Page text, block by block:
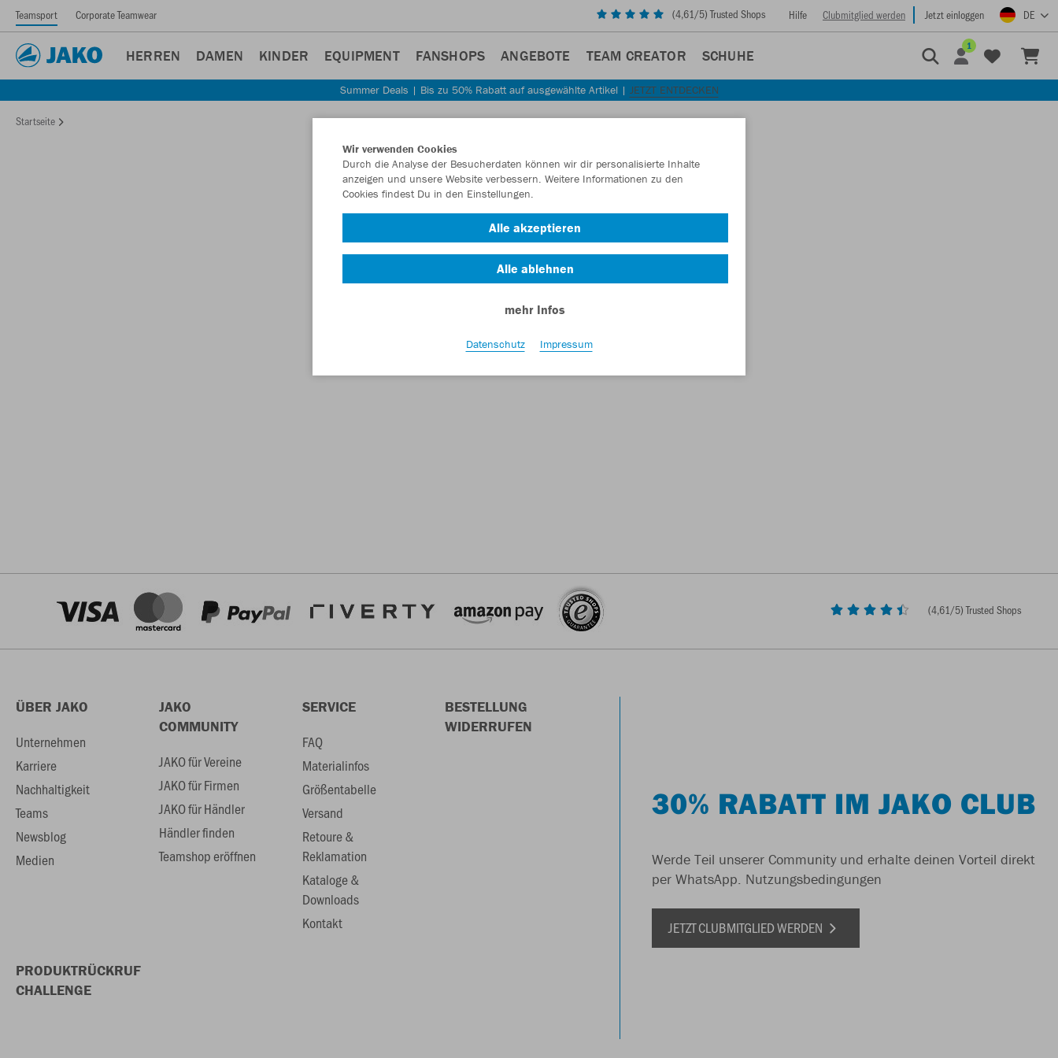
Teamsport Corporate Teamwear (4,61/5) Trusted Shops Hilfe Clubmitglied werden Jetzt einloggen DE
HERREN DAMEN KINDER EQUIPMENT FANSHOPS ANGEBOTE TEAM CREATOR SCHUHE
1
Summer Deals | Bis zu 50% Rabatt auf ausgewählte Artikel | JETZT ENTDECKEN
Startseite
(4,61/5) Trusted Shops
ÜBER JAKO
Unternehmen
Karriere
Nachhaltigkeit
Teams
Newsblog
Medien
JAKO
COMMUNITY
JAKO für Vereine
JAKO für Firmen
JAKO für Händler
Händler finden
Teamshop eröffnen
SERVICE
FAQ
Materialinfos
Größentabelle
Versand
Retoure &
Reklamation
Kataloge &
Downloads
Kontakt
BESTELLUNG
WIDERRUFEN
PRODUKTRÜCKRUF
CHALLENGE
30% RABATT IM JAKO CLUB
Werde Teil unserer Community und erhalte deinen Vorteil direkt
per WhatsApp. Nutzungsbedingungen
JETZT CLUBMITGLIED WERDEN
Wir verwenden Cookies
Durch die Analyse der Besucherdaten können wir dir personalisierte Inhalte
anzeigen und unsere Website verbessern. Weitere Informationen zu den
Cookies findest Du in den Einstellungen.
Alle akzeptieren
Alle ablehnen
mehr Infos
Datenschutz Impressum